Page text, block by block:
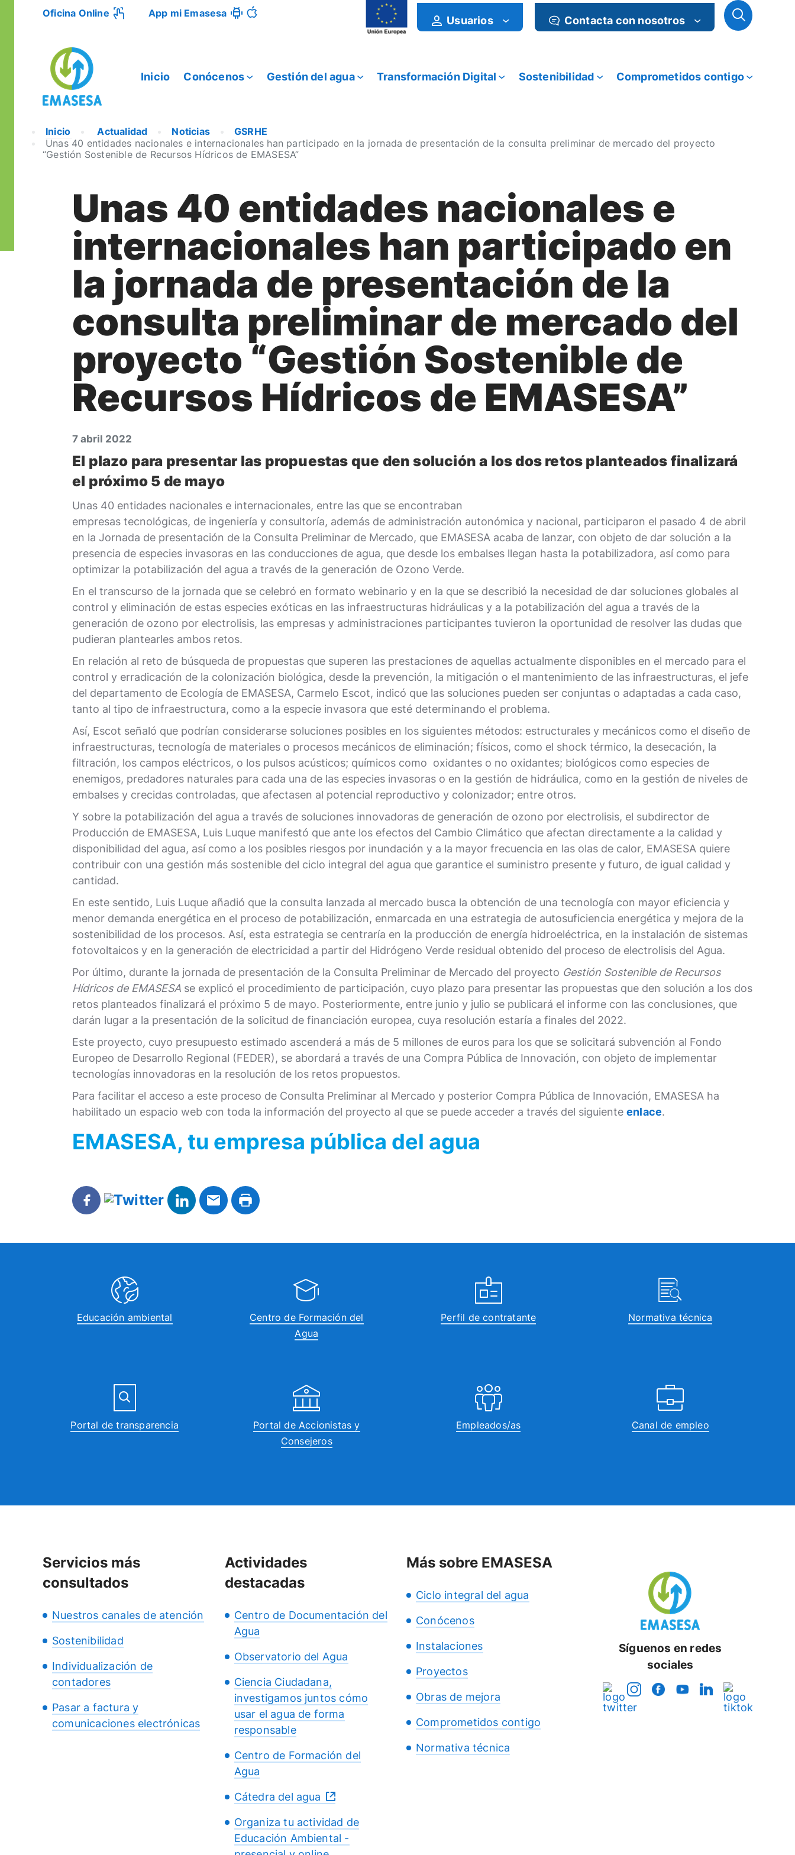
Oficina Online App mi Emasesa
Usuarios Contacta con nosotros
Inicio Conócenos Gestión del agua Transformación Digital Sostenibilidad Comprometidos contigo
Inicio Actualidad Noticias
GSRHE
Unas 40 entidades nacionales e internacionales han participado en la jornada de presentación de la consulta preliminar de mercado del proyecto
“Gestión Sostenible de Recursos Hídricos de EMASESA”
Unas 40 entidades nacionales e
internacionales han participado en
la jornada de presentación de la
consulta preliminar de mercado del
proyecto “Gestión Sostenible de
Recursos Hídricos de EMASESA”
7 abril 2022
El plazo para presentar las propuestas que den solución a los dos retos planteados finalizará
el próximo 5 de mayo
Unas 40 entidades nacionales e internacionales, entre las que se encontraban
empresas tecnológicas, de ingeniería y consultoría, además de administración autonómica y nacional, participaron el pasado 4 de abril
en la Jornada de presentación de la Consulta Preliminar de Mercado, que EMASESA acaba de lanzar, con objeto de dar solución a la
presencia de especies invasoras en las conducciones de agua, que desde los embalses llegan hasta la potabilizadora, así como para
optimizar la potabilización del agua a través de la generación de Ozono Verde.
En el transcurso de la jornada que se celebró en formato webinario y en la que se describió la necesidad de dar soluciones globales al
control y eliminación de estas especies exóticas en las infraestructuras hidráulicas y a la potabilización del agua a través de la
generación de ozono por electrolisis, las empresas y administraciones participantes tuvieron la oportunidad de resolver las dudas que
pudieran plantearles ambos retos.
En relación al reto de búsqueda de propuestas que superen las prestaciones de aquellas actualmente disponibles en el mercado para el
control y erradicación de la colonización biológica, desde la prevención, la mitigación o el mantenimiento de las infraestructuras, el jefe
del departamento de Ecología de EMASESA, Carmelo Escot, indicó que las soluciones pueden ser conjuntas o adaptadas a cada caso,
tanto al tipo de infraestructura, como a la especie invasora que esté determinando el problema.
Así, Escot señaló que podrían considerarse soluciones posibles en los siguientes métodos: estructurales y mecánicos como el diseño de
infraestructuras, tecnología de materiales o procesos mecánicos de eliminación; físicos, como el shock térmico, la desecación, la
filtración, los campos eléctricos, o los pulsos acústicos; químicos como oxidantes o no oxidantes; biológicos como especies de
enemigos, predadores naturales para cada una de las especies invasoras o en la gestión de hidráulica, como en la gestión de niveles de
embalses y crecidas controladas, que afectasen al potencial reproductivo y colonizador; entre otros.
Y sobre la potabilización del agua a través de soluciones innovadoras de generación de ozono por electrolisis, el subdirector de
Producción de EMASESA, Luis Luque manifestó que ante los efectos del Cambio Climático que afectan directamente a la calidad y
disponibilidad del agua, así como a los posibles riesgos por inundación y a la mayor frecuencia en las olas de calor, EMASESA quiere
contribuir con una gestión más sostenible del ciclo integral del agua que garantice el suministro presente y futuro, de igual calidad y
cantidad.
En este sentido, Luis Luque añadió que la consulta lanzada al mercado busca la obtención de una tecnología con mayor eficiencia y
menor demanda energética en el proceso de potabilización, enmarcada en una estrategia de autosuficiencia energética y mejora de la
sostenibilidad de los procesos. Así, esta estrategia se centraría en la producción de energía hidroeléctrica, en la instalación de sistemas
fotovoltaicos y en la generación de electricidad a partir del Hidrógeno Verde residual obtenido del proceso de electrolisis del Agua.
Por último, durante la jornada de presentación de la Consulta Preliminar de Mercado del proyecto Gestión Sostenible de Recursos
Hídricos de EMASESA se explicó el procedimiento de participación, cuyo plazo para presentar las propuestas que den solución a los dos
retos planteados finalizará el próximo 5 de mayo. Posteriormente, entre junio y julio se publicará el informe con las conclusiones, que
darán lugar a la presentación de la solicitud de financiación europea, cuya resolución estaría a finales del 2022.
Este proyecto, cuyo presupuesto estimado ascenderá a más de 5 millones de euros para los que se solicitará subvención al Fondo
Europeo de Desarrollo Regional (FEDER), se abordará a través de una Compra Pública de Innovación, con objeto de implementar
tecnologías innovadoras en la resolución de los retos propuestos.
Para facilitar el acceso a este proceso de Consulta Preliminar al Mercado y posterior Compra Pública de Innovación, EMASESA ha
habilitado un espacio web con toda la información del proyecto al que se puede acceder a través del siguiente enlace.
EMASESA, tu empresa pública del agua
Educación ambiental
Centro de Formación del
Agua
Perfil de contratante Normativa técnica
Portal de transparencia
Portal de Accionistas y
Consejeros
Empleados/as Canal de empleo
Servicios más
consultados
Nuestros canales de atención
Sostenibilidad
Individualización de
contadores
Pasar a factura y
comunicaciones electrónicas
Actividades
destacadas
Centro de Documentación del
Agua
Observatorio del Agua
Ciencia Ciudadana,
investigamos juntos cómo
usar el agua de forma
responsable
Centro de Formación del
Agua
Cátedra del agua
Organiza tu actividad de
Educación Ambiental -
Más sobre EMASESA
Ciclo integral del agua
Conócenos
Instalaciones
Proyectos
Obras de mejora
Comprometidos contigo
Normativa técnica
Síguenos en redes
sociales